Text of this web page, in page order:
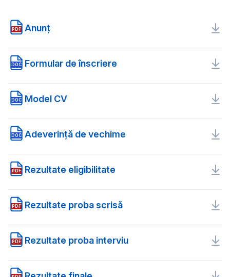
PDF Anunț
DOC Formular de înscriere
DOC Model CV
DOC Adeverință de vechime
PDF Rezultate eligibilitate
PDF Rezultate proba scrisă
PDF Rezultate proba interviu